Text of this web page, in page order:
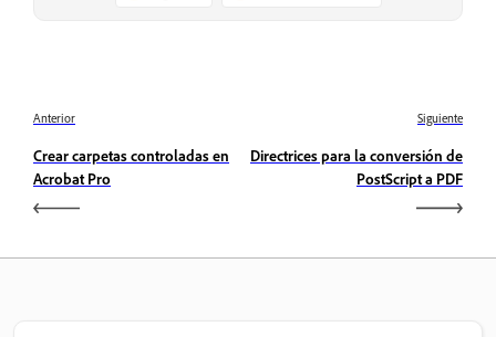
Anterior
Crear carpetas controladas en
Acrobat Pro
Siguiente
Directrices para la conversión de
PostScript a PDF